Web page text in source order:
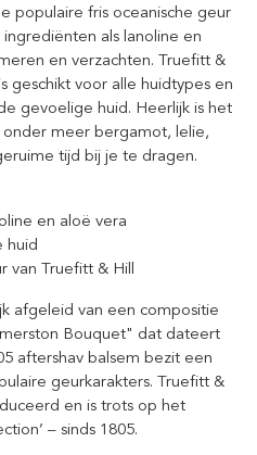
populaire fris oceanische geur
als lanoline en
en verzachten. Truefitt &
geschikt voor alle huidtypes en
gevoelige huid. Heerlijk is het
meer bergamot, lelie,
tijd bij je te dragen.
en aloë vera
huid
van Truefitt & Hill
afgeleid van een compositie
Bouquet" dat dateert
aftershav balsem bezit een
geurkarakters. Truefitt &
en is trots op het
– sinds 1805.